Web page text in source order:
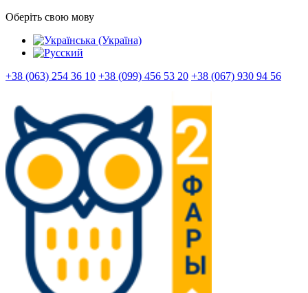
Оберіть свою мову
+38 (063) 254 36 10 +38 (099) 456 53 20 +38 (067) 930 94 56